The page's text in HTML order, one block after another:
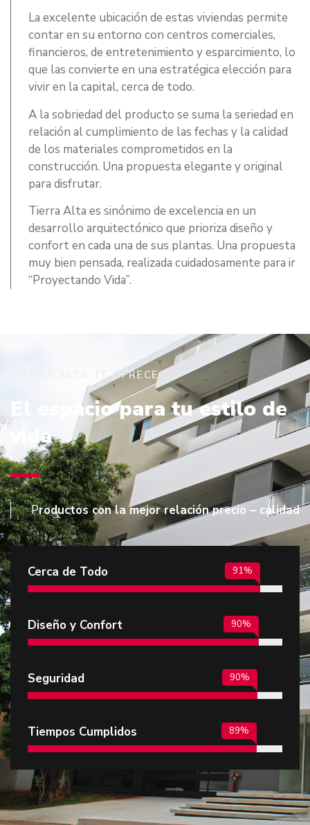
La excelente ubicación de estas viviendas permite
contar en su entorno con centros comerciales,
financieros, de entretenimiento y esparcimiento, lo
que las convierte en una estratégica elección para
vivir en la capital, cerca de todo.
A la sobriedad del producto se suma la seriedad en
relación al cumplimiento de las fechas y la calidad
de los materiales comprometidos en la
construcción. Una propuesta elegante y original
para disfrutar.
Tierra Alta es sinónimo de excelencia en un
desarrollo arquitectónico que prioriza diseño y
confort en cada una de sus plantas. Una propuesta
muy bien pensada, realizada cuidadosamente para ir
“Proyectando Vida”.
TIERRA ALTA TE OFRECE
El espacio para tu estilo de
vida
Productos con la mejor relación precio – calidad
Cerca de Todo 100
Diseño y Confort 100
Seguridad
Tiempos Cumplidos